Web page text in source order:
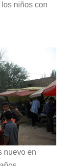
niños con
nuevo en